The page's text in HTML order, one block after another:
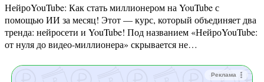
НейроYouTube: Как стать миллионером на YouTube с
помощью ИИ за месяц! Этот — курс, который объединяет два
тренда: нейросети и YouTube! Под названием «НейроYouTube:
от нуля до видео-миллионера» скрывается не…
Реклама